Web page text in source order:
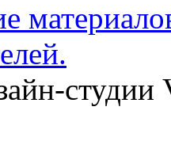
студии